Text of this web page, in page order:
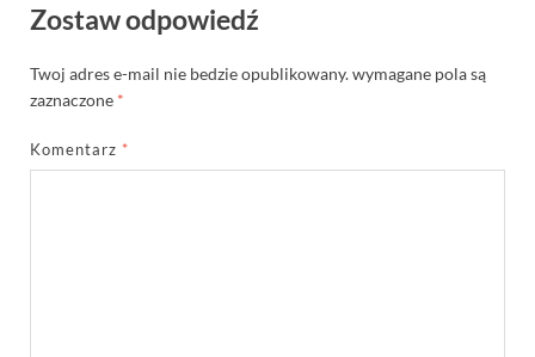
Zostaw odpowiedź
Twoj adres e-mail nie bedzie opublikowany.wymagane pola są
zaznaczone *
Komentarz *